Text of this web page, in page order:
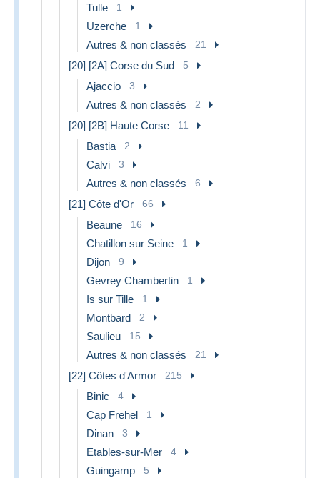
Tulle 1
Uzerche 1
Autres & non classés 21
[20] [2A] Corse du Sud 5
Ajaccio 3
Autres & non classés 2
[20] [2B] Haute Corse 11
Bastia 2
Calvi 3
Autres & non classés 6
[21] Côte d'Or 66
Beaune 16
Chatillon sur Seine 1
Dijon 9
Gevrey Chambertin 1
Is sur Tille 1
Montbard 2
Saulieu 15
Autres & non classés 21
[22] Côtes d'Armor 215
Binic 4
Cap Frehel 1
Dinan 3
Etables-sur-Mer 4
Guingamp 5